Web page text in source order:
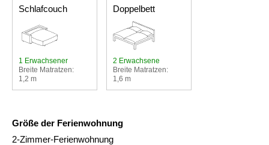
Schlafcouch
1 Erwachsener
Breite Matratzen:
1,2 m
Doppelbett
2 Erwachsene
Breite Matratzen:
1,6 m
Größe der Ferienwohnung
2-Zimmer-Ferienwohnung